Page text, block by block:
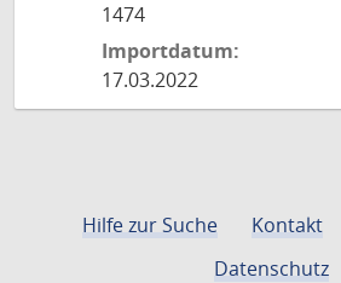
1474
Importdatum:
17.03.2022
Hilfe zur Suche Kontakt
Datenschutz